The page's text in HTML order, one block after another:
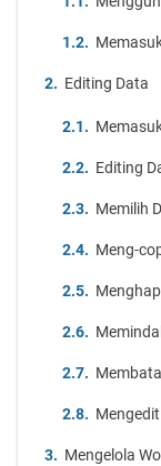
Editing Data
Editing
Memilih
Meng-
Mengelola